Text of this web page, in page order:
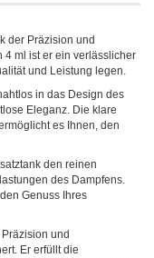
der Präzision und
4 ml ist er ein verlässlicher
und Leistung legen.
in das Design des
Eleganz. Die klare
es Ihnen, den
den reinen
des Dampfens.
Genuss Ihres
und
Er erfüllt die